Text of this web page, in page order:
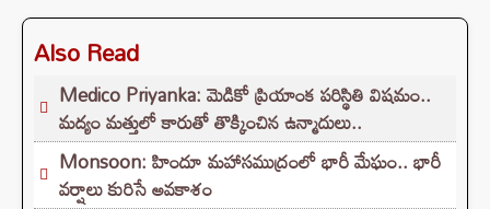
Also Read
Medico Priyanka: మెడికో ప్రియాంక పరిస్థితి విషమం..
మద్యం మత్తులో కారుతో తొక్కించిన ఉన్మాదులు..
Monsoon: హిందూ మహాసముద్రంలో భారీ మేఘం.. భారీ
వర్షాలు కురిసే అవకాశం